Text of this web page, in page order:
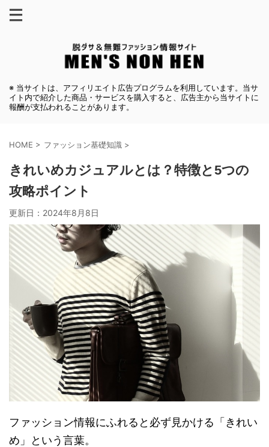
※ 当サイトは、アフィリエイト広告プログラムを利用しています。当サ
イト内で紹介した商品・サービスを購入すると、広告主から当サイトに
報酬が支払われることがあります。
HOME > ファッション基礎知識 >
きれいめカジュアルとは？特徴と5つの
攻略ポイント
更新日： 2024年8月8日
ファッション情報にふれると必ず見かける「きれい
め」という言葉。